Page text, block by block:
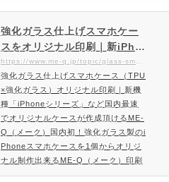
ンド使用したオリジナルケースを発売
開始致しました。名入れだけではなく
写真やイラストなど自由にレイアウト
できるのはME-Qならでは。ネオンサ
方法・料金はこちら最旬のネオンサン
ドiPhoneケースの特徴SNS映えに
話…
強化ガラス仕上げスマホケー
スをオリジナル印刷｜新iPho
neなど国内最速で作成できる
ME-Q（メーク）
強化ガラス仕上げスマホケース（TPU
×強化ガラス）オリジナル印刷｜新機
種「iPhoneシリーズ」など国内最速
でオリジナルケースが作成頂けるME-
Q（メーク）国内初！強化ガラス製のi
Phoneスマホケースを1個からオリジ
ナル制作出来るME-Q（メーク）印刷
面を強化ガラスの光沢感に！TPU×強